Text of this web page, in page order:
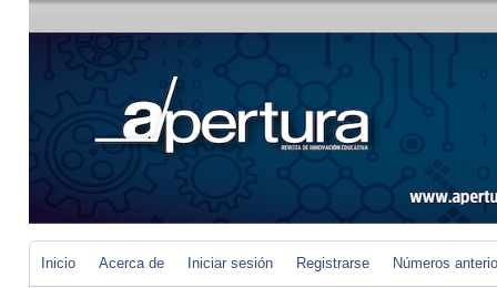
Inicio Acerca de Iniciar sesión Registrarse Números